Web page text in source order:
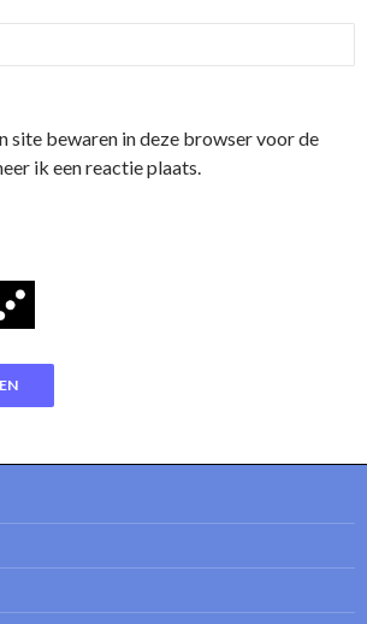
site bewaren in deze browser voor de
ik een reactie plaats.